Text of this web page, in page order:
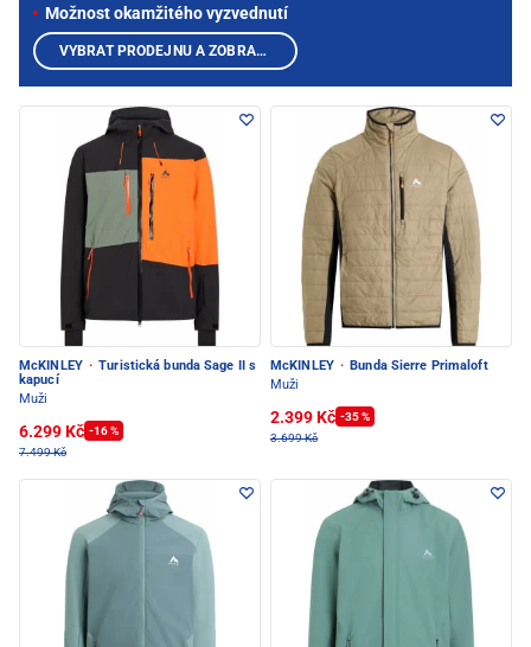
McKINLEY · Turistická bunda Sage II s
kapucí
Muži
6.299 Kč -16 %
7.499 Kč
McKINLEY · Bunda Sierre Primaloft
Muži
2.399 Kč -35 %
3.699 Kč
Možnost okamžitého vyzvednutí
VYBRAT PRODEJNU A ZOBRAZIT PRODUKTY